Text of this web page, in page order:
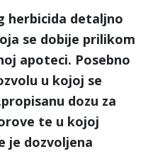
herbicida detaljno
se dobije prilikom
apoteci. Posebno
u kojoj se
dozu za
te u kojoj
je dozvoljena